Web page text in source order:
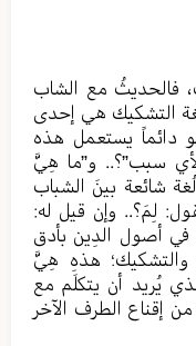
فالحديثُ مع الشاب
التشكيك هي إحدى
دائماً يستعمل هذه
سبب”؟.. و”ما هِيَّ
شائعة بينَ الشباب
لِمَ؟.. وإن قيل له:
أصول الدِين بأدق
والتشكيك؛ هذهِ هِيَّ
يُريد أن يتكلَم مع
إقناع الطرف الآخر